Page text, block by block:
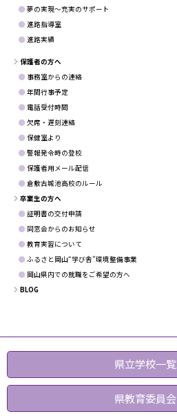
夢の実現～充実のサポート
進路指導室
進路実績
保護者の方へ
事務室からの連絡
年間行事予定
電話受付時間
欠席・遅刻連絡
保健室より
警報発令時の登校
保護者用メール配信
倉敷古城池高校のルール
卒業生の方へ
証明書の交付申請
同窓会からのお知らせ
教育実習について
ふるさと岡山“学び舎”環境整備事業
岡山県内での就職をご希望の方へ
BLOG
県立学校一覧
県教育委員会